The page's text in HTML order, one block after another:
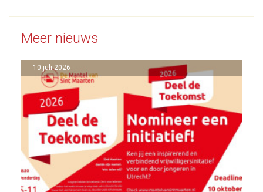
Meer nieuws
10 juli 2026